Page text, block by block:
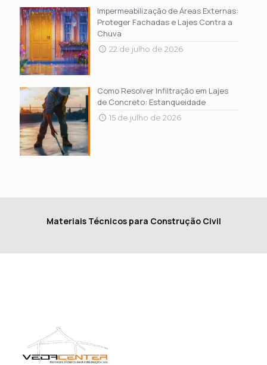
Impermeabilização de Áreas Externas:
Proteger Fachadas e Lajes Contra a
Chuva
22 de julho de 2026
Como Resolver Infiltração em Lajes
de Concreto: Estanqueidade
15 de julho de 2026
Materiais Técnicos para Construção Civil